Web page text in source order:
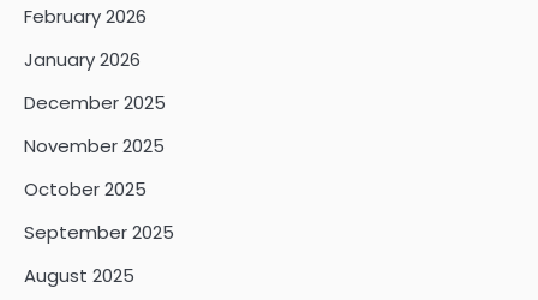
February 2026
January 2026
December 2025
November 2025
October 2025
September 2025
August 2025